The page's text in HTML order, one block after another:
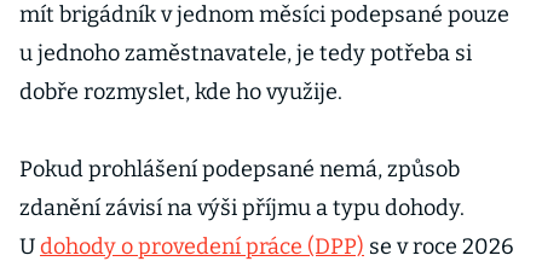
mít brigádník v jednom měsíci podepsané pouze
u jednoho zaměstnavatele, je tedy potřeba si
dobře rozmyslet, kde ho využije.
Pokud prohlášení podepsané nemá, způsob
zdanění závisí na výši příjmu a typu dohody.
Udohody o provedení práce (DPP) se v roce 2026